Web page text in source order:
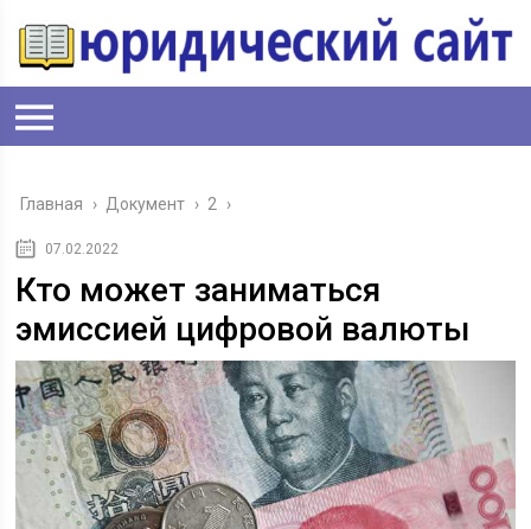
Главная › Документ › 2 ›
07.02.2022
Кто может заниматься
эмиссией цифровой валюты